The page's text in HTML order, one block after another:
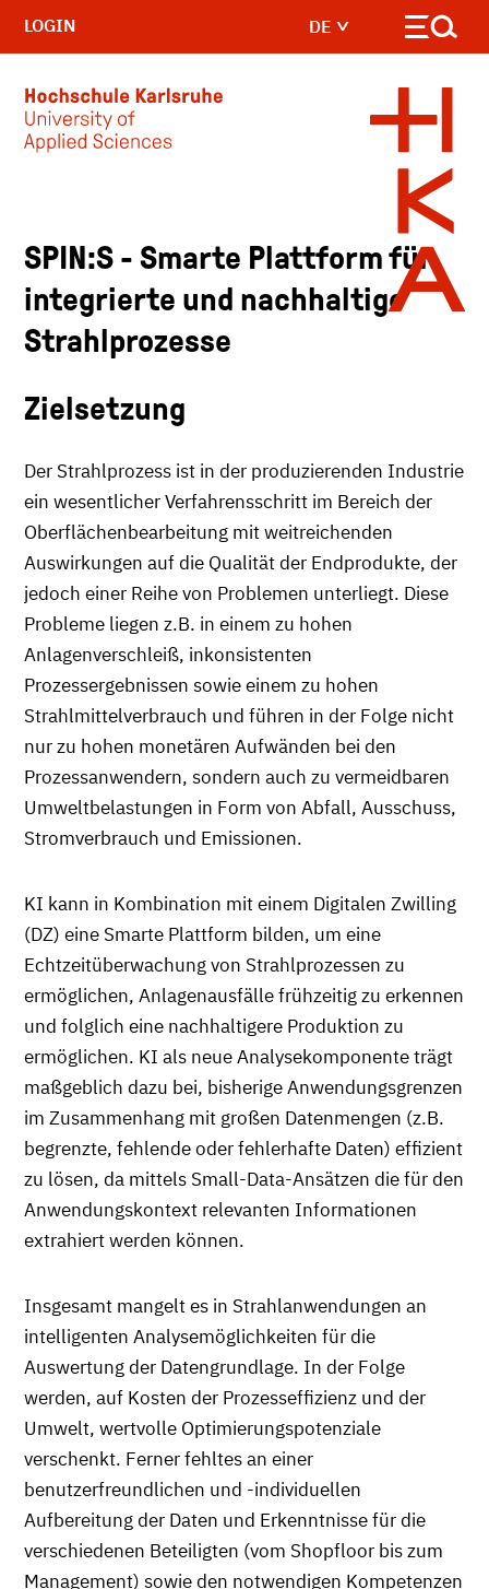
DE
LOGIN
SPIN:S - Smarte Plattform für
integrierte und nachhaltige
Strahlprozesse
Zielsetzung
Der Strahlprozess ist in der produzierenden Industrie
ein wesentlicher Verfahrensschritt im Bereich der
Oberflächenbearbeitung mit weitreichenden
Auswirkungen auf die Qualität der Endprodukte, der
jedoch einer Reihe von Problemen unterliegt. Diese
Probleme liegen z.B. in einem zu hohen
Anlagenverschleiß, inkonsistenten
Prozessergebnissen sowie einem zu hohen
Strahlmittelverbrauch und führen in der Folge nicht
nur zu hohen monetären Aufwänden bei den
Prozessanwendern, sondern auch zu vermeidbaren
Umweltbelastungen in Form von Abfall, Ausschuss,
Stromverbrauch und Emissionen.
KI kann in Kombination mit einem Digitalen Zwilling
(DZ) eine Smarte Plattform bilden, um eine
Echtzeitüberwachung von Strahlprozessen zu
ermöglichen, Anlagenausfälle frühzeitig zu erkennen
und folglich eine nachhaltigere Produktion zu
ermöglichen. KI als neue Analysekomponente trägt
maßgeblich dazu bei, bisherige Anwendungsgrenzen
im Zusammenhang mit großen Datenmengen (z.B.
begrenzte, fehlende oder fehlerhafte Daten) effizient
zu lösen, da mittels Small-Data-Ansätzen die für den
Anwendungskontext relevanten Informationen
extrahiert werden können.
Insgesamt mangelt es in Strahlanwendungen an
intelligenten Analysemöglichkeiten für die
Auswertung der Datengrundlage. In der Folge
werden, auf Kosten der Prozesseffizienz und der
Umwelt, wertvolle Optimierungspotenziale
verschenkt. Ferner fehltes an einer
benutzerfreundlichen und -individuellen
Aufbereitung der Daten und Erkenntnisse für die
verschiedenen Beteiligten (vom Shopfloor bis zum
Management) sowie den notwendigen Kompetenzen